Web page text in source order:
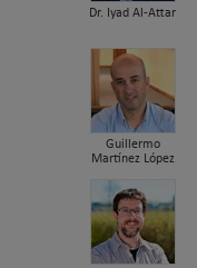
Dr. Iyad Al-Attar
Guillermo
Martínez López